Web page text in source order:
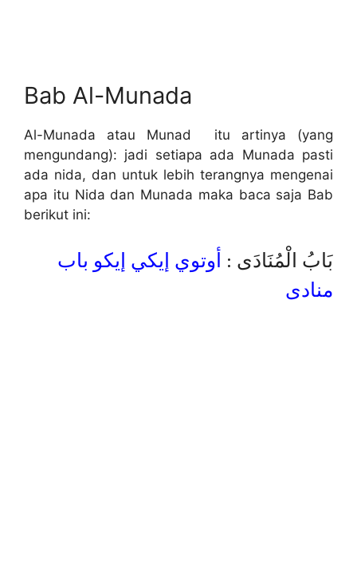
Bab Al-Munada
Al-Munada atau Munad itu artinya (yang
mengundang): jadi setiapa ada Munada pasti
ada nida, dan untuk lebih terangnya mengenai
apa itu Nida dan Munada maka baca saja Bab
berikut ini:
بَابُ الْمُنَادَى : أوتوي إيكي إيكو باب
منادى